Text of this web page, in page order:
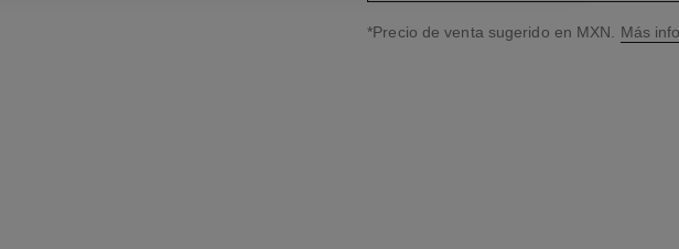
↩
*Precio de venta sugerido en MXN. Más